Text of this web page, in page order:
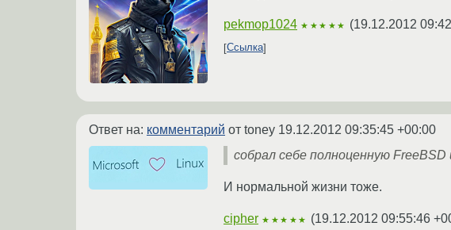
pekmop1024 ★★★★★ (19.12.2012
Ссылка
Ответ на: комментарий от toney 19.12.2012 09:35:45 +00:00
собрал себе полноценную FreeBSD
И нормальной жизни тоже.
cipher ★★★★★ (19.12.2012 09:55:46